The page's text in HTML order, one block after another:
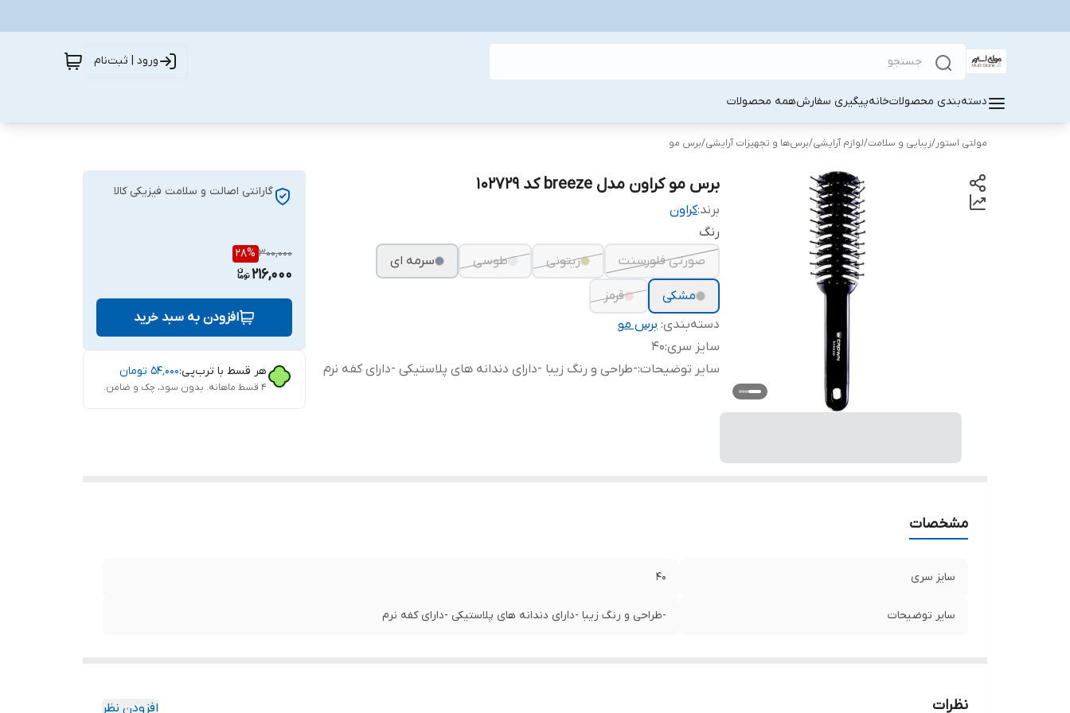
ورود | ثبت‌نام
دسته‌بندی محصولاتخانهپیگیری سفارشهمه محصولات
مولتی استور/زیبایی و سلامت/لوازم آرایشی/برس‌ها و تجهیزات آرایشی/برس مو
برس مو کراون مدل breeze کد 102729
برند:کراون
رنگ
صورتی فلورسنت
زیتونی طوسی سرمه ای
مشکی
قرمز
دسته‌بندی: برس مو
سایز سری:
40
سایر توضیحات:-طراحی و رنگ زیبا -دارای دندانه های پلاستیکی -دارای کفه نرم
گارانتی اصالت و سلامت فیزیکی کالا
300,000
28%
216,000
افزودن به سبد خرید
هر قسط با ترب‌پی:۵۴٬۰۰۰ تومان
۴ قسط ماهانه. بدون سود، چک و ضامن.
مشخصات
سایز سری 40
سایر توضیحات -طراحی و رنگ زیبا -دارای دندانه های پلاستیکی -دارای کفه نرم
نظرات افزودن نظر